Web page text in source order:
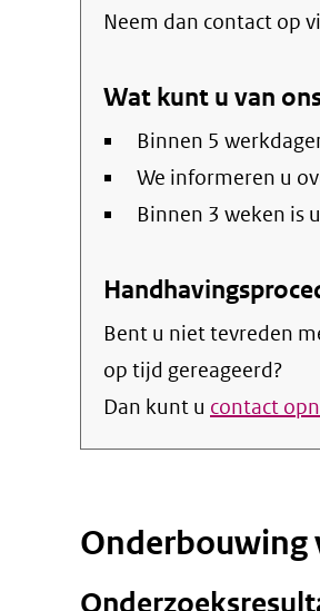
Neem dan contact op
Wat kunt u van
Binnen 5
We informeren u
Binnen 3 weken is
Bent u niet tevreden
op tijd gereageerd?
Dan kunt u contact
Onderbouwing